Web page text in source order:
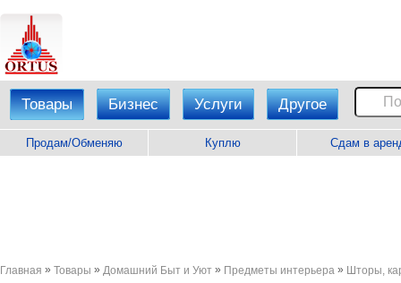
Товары Бизнес Услуги Другое
Продам/Обменяю Куплю Сдам в
Главная » Товары » Домашний Быт и Уют » Предметы интерьера » Шторы,